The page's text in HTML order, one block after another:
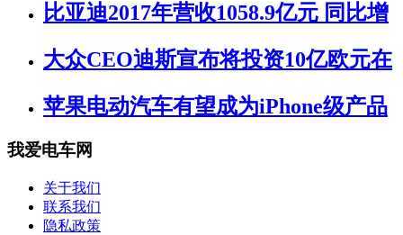
比亚迪2017年营收1058.9亿元 同比增
大众CEO迪斯宣布将投资10亿欧元在
苹果电动汽车有望成为iPhone级产品
我爱电车网
关于我们
联系我们
隐私政策